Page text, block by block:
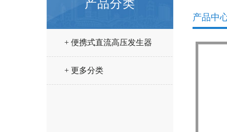
产品分类
+ 便携式直流高压发生器
+ 更多分类
产品中